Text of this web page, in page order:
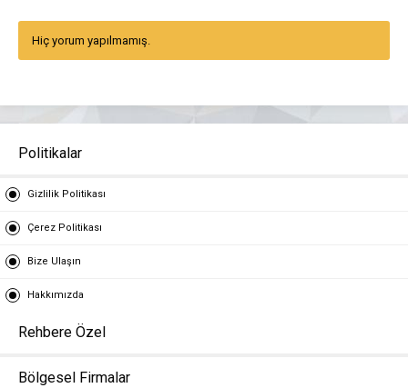
Hiç yorum yapılmamış.
Politikalar
Gizlilik Politikası
Çerez Politikası
Bize Ulaşın
Hakkımızda
Rehbere Özel
Bölgesel Firmalar